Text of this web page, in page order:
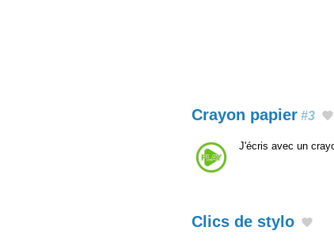
Crayon papier #3
J'écris avec un
Clics de stylo